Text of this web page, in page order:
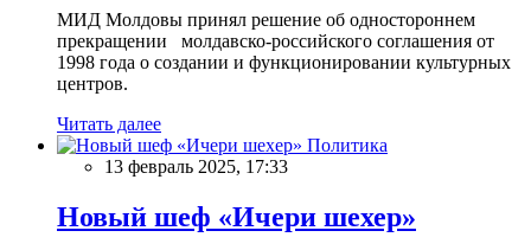
МИД Молдовы принял решение об одностороннем
прекращении молдавско-российского соглашения от
1998 года о создании и функционировании культурных
центров.
Читать далее
Политика
13 февраль 2025, 17:33
Новый шеф «Ичери шехер»